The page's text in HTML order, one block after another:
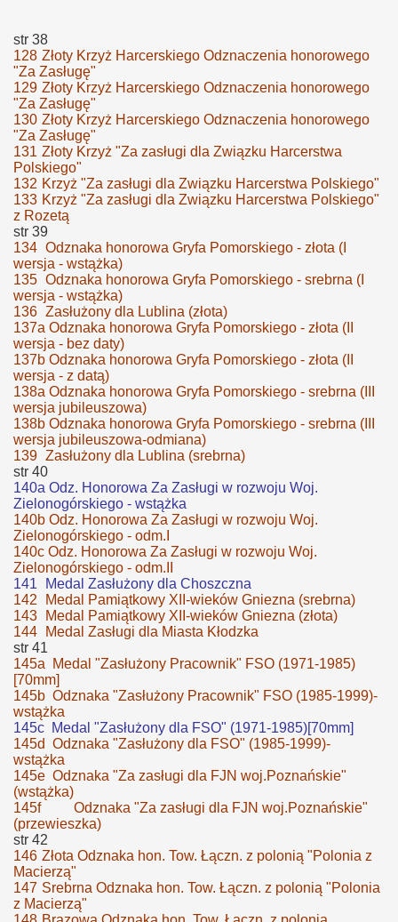
str 38
128 Złoty Krzyż Harcerskiego Odznaczenia honorowego
"Za Zasługę"
129 Złoty Krzyż Harcerskiego Odznaczenia honorowego
"Za Zasługę"
130 Złoty Krzyż Harcerskiego Odznaczenia honorowego
"Za Zasługę"
131 Złoty Krzyż "Za zasługi dla Związku Harcerstwa
Polskiego"
132 Krzyż "Za zasługi dla Związku Harcerstwa Polskiego"
133 Krzyż "Za zasługi dla Związku Harcerstwa Polskiego"
z Rozetą
str 39
134 Odznaka honorowa Gryfa Pomorskiego - złota (I
wersja - wstążka)
135 Odznaka honorowa Gryfa Pomorskiego - srebrna (I
wersja - wstążka)
136 Zasłużony dla Lublina (złota)
137a Odznaka honorowa Gryfa Pomorskiego - złota (II
wersja - bez daty)
137b Odznaka honorowa Gryfa Pomorskiego - złota (II
wersja - z datą)
138a Odznaka honorowa Gryfa Pomorskiego - srebrna (III
wersja jubileuszowa)
138b Odznaka honorowa Gryfa Pomorskiego - srebrna (III
wersja jubileuszowa-odmiana)
139 Zasłużony dla Lublina (srebrna)
str 40
140a Odz. Honorowa Za Zasługi w rozwoju Woj.
Zielonogórskiego - wstążka
140b Odz. Honorowa Za Zasługi w rozwoju Woj.
Zielonogórskiego - odm.I
140c Odz. Honorowa Za Zasługi w rozwoju Woj.
Zielonogórskiego - odm.II
141
Medal Zasłużony dla Choszczna
142
Medal Pamiątkowy XII-wieków Gniezna (srebrna)
143
Medal Pamiątkowy XII-wieków Gniezna (złota)
144
Medal Zasługi dla Miasta Kłodzka
str 41
145a Medal "Zasłużony Pracownik" FSO (1971-1985)
[70mm]
145b Odznaka "Zasłużony Pracownik" FSO (1985-1999)-
wstążka
145c Medal "Zasłużony dla FSO" (1971-1985)[70mm]
145d Odznaka "Zasłużony dla FSO" (1985-1999)-
wstążka
145e Odznaka "Za zasługi dla FJN woj.Poznańskie"
(wstążka)
145f
Odznaka "Za zasługi dla FJN woj.Poznańskie"
(przewieszka)
str 42
146 Złota Odznaka hon. Tow. Łączn. z polonią "Polonia z
Macierzą"
147 Srebrna Odznaka hon. Tow. Łączn. z polonią "Polonia
z Macierzą"